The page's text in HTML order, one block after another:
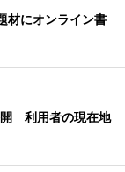
材にオンライン書
開 利用者の現在地